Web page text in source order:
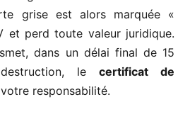
grise est alors marquée «
et perd toute valeur juridique.
dans un délai final de 15
le certificat de
responsabilité.